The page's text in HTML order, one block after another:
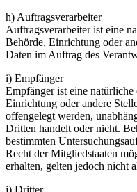
h) Auftragsverarbeiter
Auftragsverarbeiter ist eine
Behörde, Einrichtung oder
Daten im Auftrag des
i) Empfänger
Empfänger ist eine
Einrichtung oder andere
offengelegt werden,
Dritten handelt oder nicht.
bestimmten
Recht der Mitgliedstaaten
erhalten, gelten jedoch nicht
j) Dritter